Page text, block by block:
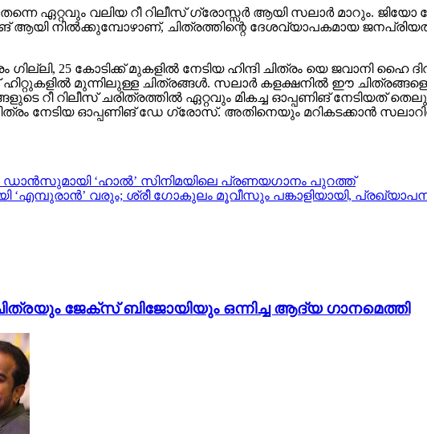
ഏറ്റവും വലിയ റീ റിലീസ് ഗ്രോസ്സർ ആയി സലാർ മാറും. ജിയോ
ആയി നിൽക്കുമ്പോഴാണ്, ചിത്രത്തിന്റെ ദേശവ്യാപകമായ
25 കോടിക്ക് മുകളിൽ നേടിയ ഹിന്ദി ചിത്രം യെ ജവാനി ഹൈ
ഹിറ്റുകളിൽ മുന്നിലുള്ള ചിത്രങ്ങൾ. സലാർ കളക്ഷനിൽ ഈ
റീ റിലീസ് ചരിത്രത്തിൽ ഏറ്റവും മികച്ച ഓപ്പണിങ് നേടിയത്
നേടിയ ഓപ്പണിങ് ഡേ ഗ്രോസ്. അതിനെയും മറികടക്കാൻ
ഡാൻസുമായി ‘ഹാൽ’ സിനിമയിലെ പ്രണയഗാനം പുറത്ത്
വരും; ശ്രീ ഗോകുലം മൂവീസും പങ്കാളിയായി,
ജേക്സ് ബിജോയിയും ഒന്നിച്ച ആദ്യ ഗാനമെത്തി